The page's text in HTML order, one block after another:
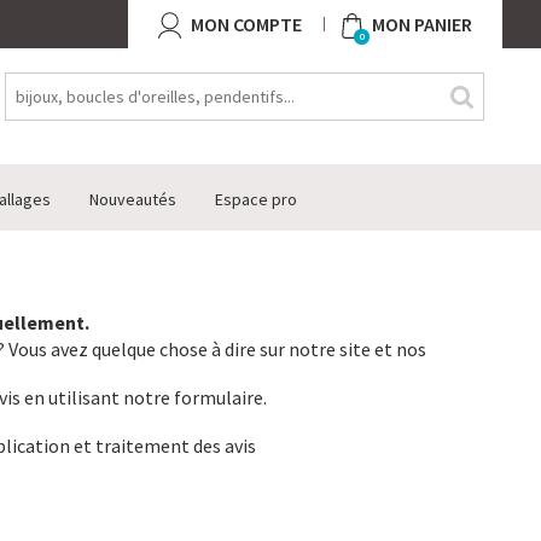
MON COMPTE 0 MON PANIER
Nouveautés Espace pro
Vous avez quelque chose à dire sur notre site et nos
en utilisant notre formulaire.
et traitement des avis